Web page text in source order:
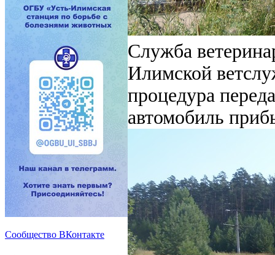
Сообщество ВКонтакте
Служба
Илимской
процедура
автомобиль